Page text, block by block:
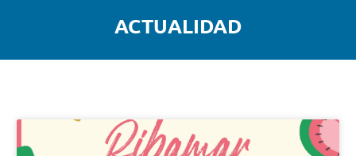
ACTUALIDAD